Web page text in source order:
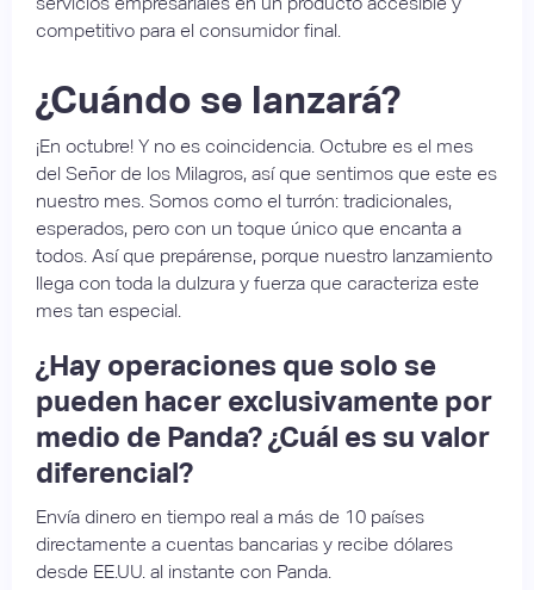
competitivo para el consumidor final.
¿Cuándo se lanzará?
¡En octubre! Y no es coincidencia. Octubre es el mes
del Señor de los Milagros, así que sentimos que este es
nuestro mes. Somos como el turrón: tradicionales,
esperados, pero con un toque único que encanta a
todos. Así que prepárense, porque nuestro lanzamiento
llega con toda la dulzura y fuerza que caracteriza este
mes tan especial.
¿Hay operaciones que solo se
pueden hacer exclusivamente por
medio de Panda? ¿Cuál es su valor
diferencial?
Envía dinero en tiempo real a más de 10 países
directamente a cuentas bancarias y recibe dólares
desde EE.UU. al instante con Panda.